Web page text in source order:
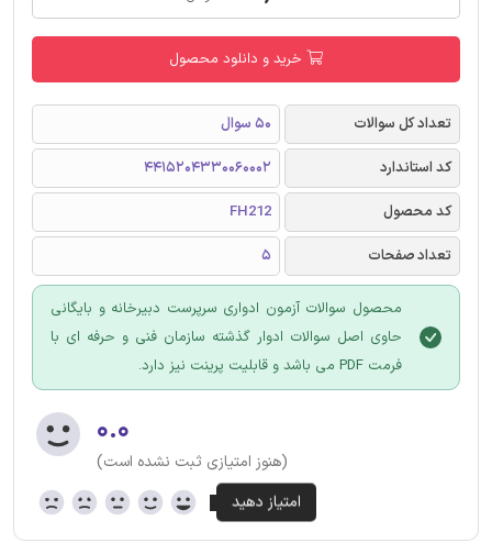
خرید و دانلود محصول
تعداد کل سوالات
50 سوال
کد استاندارد
4415204330060002
کد محصول
FH212
تعداد صفحات
5
محصول سوالات آزمون ادواری سرپرست دبیرخانه و بایگانی
حاوی اصل سوالات ادوار گذشته سازمان فنی و حرفه ای با
فرمت PDF می باشد و قابلیت پرینت نیز دارد.
۰.۰
(هنوز امتیازی ثبت نشده است)